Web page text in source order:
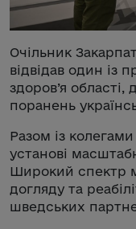
Очільник
відвідав один із
здоров’я області,
поранень
Разом із
установі
Широкий спектр
догляду та
шведських